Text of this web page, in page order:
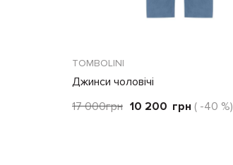
TOMBOLINI
Джинси чоловічі
17 000грн 10 200 грн ( -40 %)